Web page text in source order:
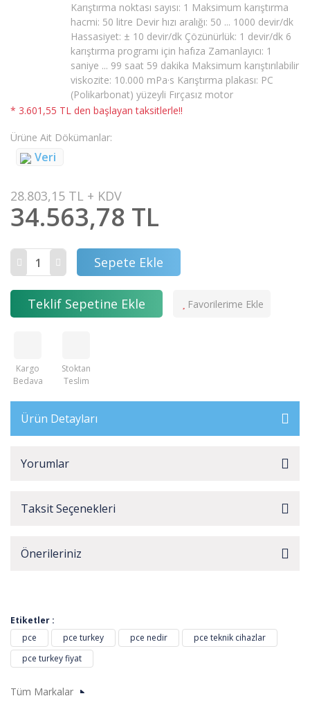
Karıştırma noktası sayısı: 1 Maksimum karıştırma
hacmi: 50 litre Devir hızı aralığı: 50 ... 1000 devir/dk
Hassasiyet: ± 10 devir/dk Çözünürlük: 1 devir/dk 6
karıştırma programı için hafıza Zamanlayıcı: 1
saniye ... 99 saat 59 dakika Maksimum karıştırılabilir
viskozite: 10.000 mPa·s Karıştırma plakası: PC
(Polikarbonat) yüzeyli Fırçasız motor
* 3.601,55 TL den başlayan taksitlerle!!
Ürüne Ait Dökümanlar
Veri
28.803,15 TL + KDV
34.563,78 TL
Sepete Ekle
Teklif Sepetine Ekle
Kargo
Bedava
Stoktan
Teslim
Ürün Detayları
Yorumlar
Taksit Seçenekleri
Önerileriniz
Etiketler :
pce
pce turkey pce nedir
pce teknik cihazlar
pce turkey fiyat
Tüm Markalar